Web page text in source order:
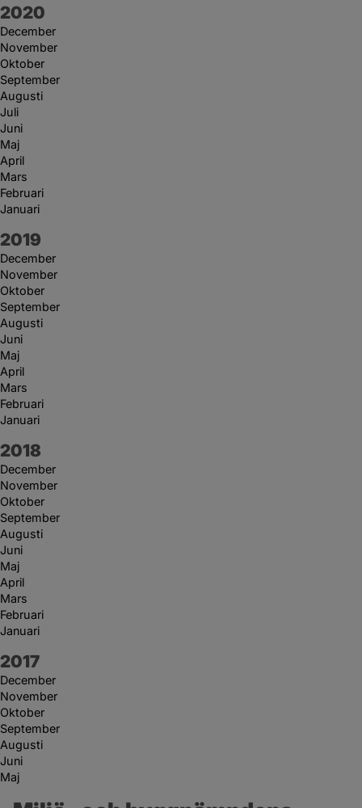
År:
2020
December
November
Oktober
September
Augusti
Juli
Juni
Maj
April
Mars
Februari
Januari
År:
2019
December
November
Oktober
September
Augusti
Juni
Maj
April
Mars
Februari
Januari
År:
2018
December
November
Oktober
September
Augusti
Juni
Maj
April
Mars
Februari
Januari
År:
2017
December
November
Oktober
September
Augusti
Juni
Maj